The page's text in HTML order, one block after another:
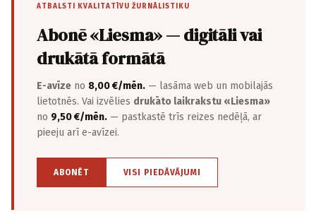
ATBALSTI KVALITATĪVU ŽURNĀLISTIKU
Abonē «Liesma» — digitāli vai
drukātā formātā
E-avīze no 8,00 €/mēn. — lasāma web un mobilajās
lietotnēs. Vai izvēlies drukāto laikrakstu «Liesma»
no 9,50 €/mēn. — pastkastē trīs reizes nedēļā, ar
pieeju arī e-avīzei.
ABONĒT VISI PIEDĀVĀJUMI